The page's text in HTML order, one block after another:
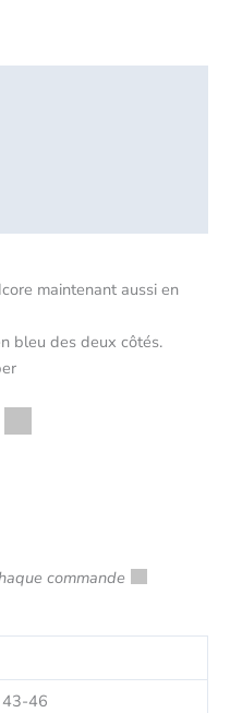
maintenant aussi en
bleu des deux côtés.
commande
46